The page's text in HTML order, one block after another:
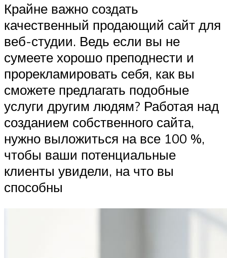
Крайне важно создать
качественный продающий сайт для
веб-студии. Ведь если вы не
сумеете хорошо преподнести и
прорекламировать себя, как вы
сможете предлагать подобные
услуги другим людям? Работая над
созданием собственного сайта,
нужно выложиться на все 100 %,
чтобы ваши потенциальные
клиенты увидели, на что вы
способны